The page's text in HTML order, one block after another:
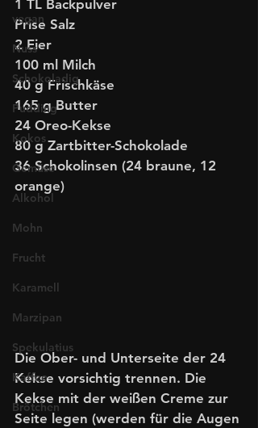
vegan
Nuss
Schokoladig
Pudding
Kokos
Gemüse
Alkohol
Mohn
Frucht
Karamell
Marzipan
Spekulatius
Kaffee
Brötchen
1 TL Backpulver
Prise Salz
2 Eier
100 ml Milch
40 g Frischkäse
165 g Butter
24 Oreo-Kekse
80 g Zartbitter-Schokolade
36 Schokolinsen (24 braune, 12
orange)
Die Ober- und Unterseite der 24
Kekse vorsichtig trennen. Die
Kekse mit der weißen Creme zur
Seite legen (werden für die Augen